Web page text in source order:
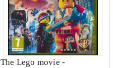
The Lego movie -